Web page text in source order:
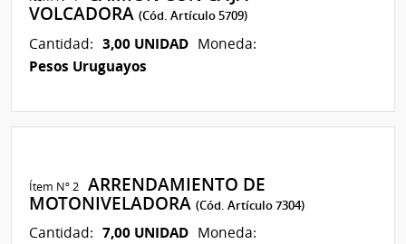
VOLCADORA(Cód. Artículo 5709)
Cantidad: 3,00 UNIDAD Moneda:
Pesos Uruguayos
Ítem Nº 2 ARRENDAMIENTO DE
MOTONIVELADORA(Cód. Artículo 7304)
Cantidad: 7,00 UNIDAD Moneda: